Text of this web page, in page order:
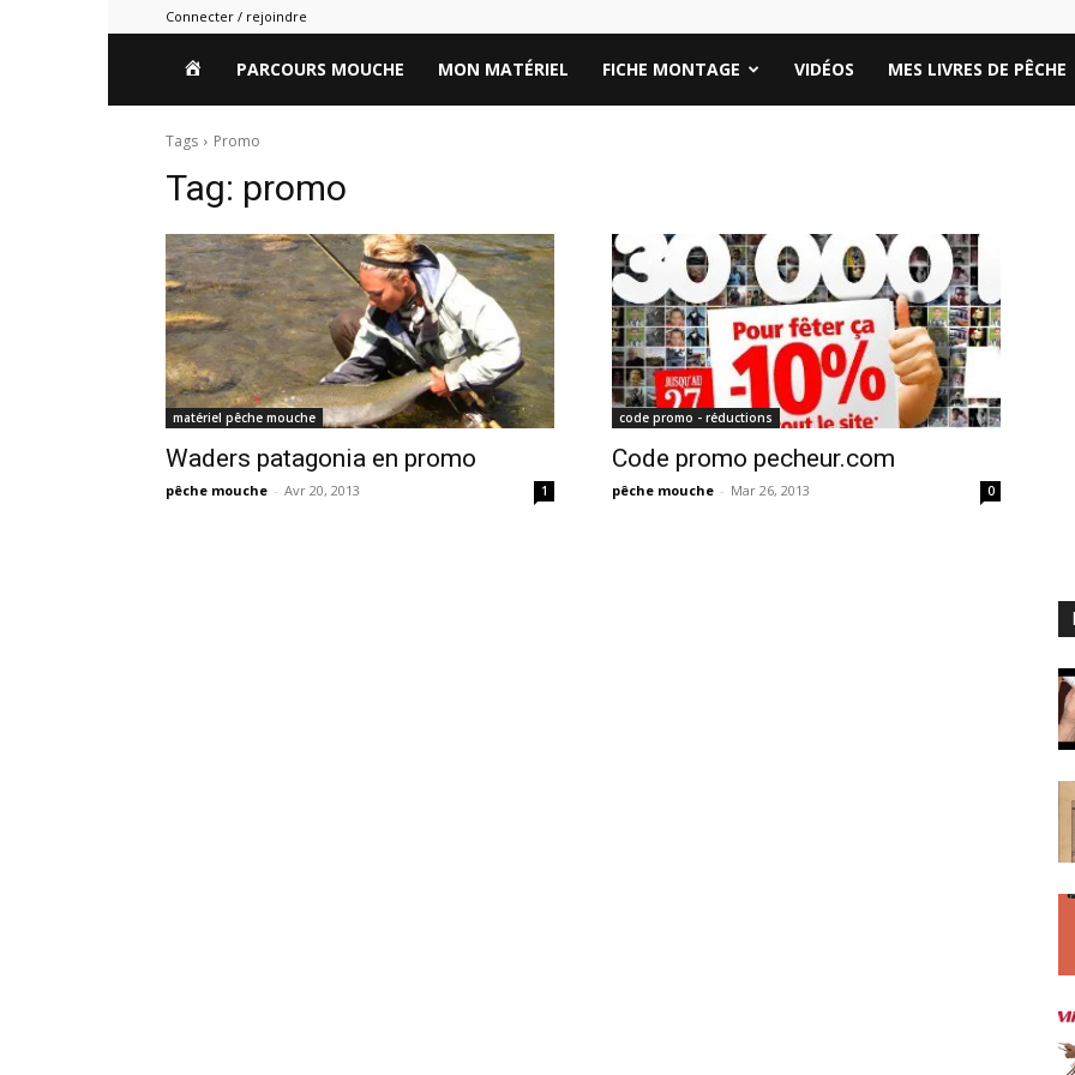
Connecter / rejoindre
HOMEPARCOURS MOUCHE MON MATÉRIEL FICHE MONTAGE VIDÉOS MES LIVRES DE PÊCHE
Tags Promo
Tag: promo
matériel pêche mouche
Waders patagonia en promo
pêche mouche - Avr 20, 2013 1
code promo - réductions
Code promo pecheur.com
pêche mouche - Mar 26, 2013 0